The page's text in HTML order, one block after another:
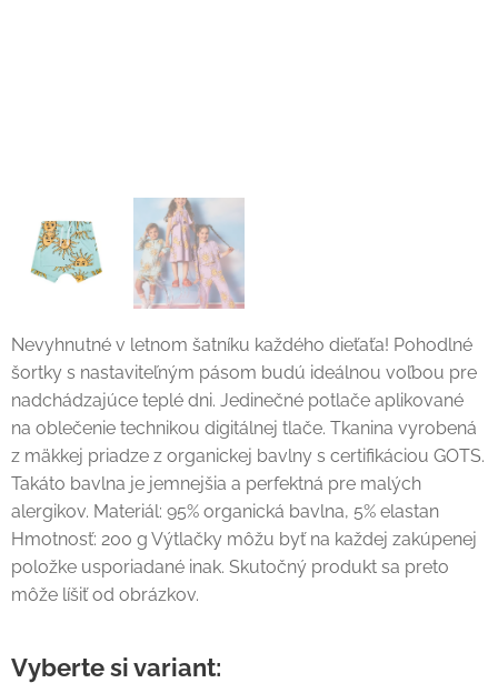
Nevyhnutné v letnom šatníku každého dieťaťa! Pohodlné
šortky s nastaviteľným pásom budú ideálnou voľbou pre
nadchádzajúce teplé dni. Jedinečné potlače aplikované
na oblečenie technikou digitálnej tlače. Tkanina vyrobená
z mäkkej priadze z organickej bavlny s certifikáciou GOTS.
Takáto bavlna je jemnejšia a perfektná pre malých
alergikov. Materiál: 95% organická bavlna, 5% elastan
Hmotnosť: 200 g Výtlačky môžu byť na každej zakúpenej
položke usporiadané inak. Skutočný produkt sa preto
môže líšiť od obrázkov.
Vyberte si variant: